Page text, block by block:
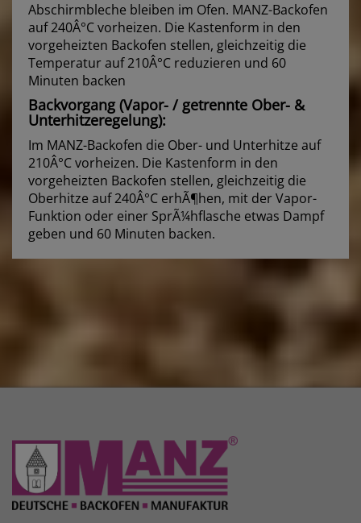
Abschirmbleche bleiben im Ofen. MANZ-Backofen
auf 240Â°C vorheizen. Die Kastenform in den
vorgeheizten Backofen stellen, gleichzeitig die
Temperatur auf 210Â°C reduzieren und 60
Minuten backen
Backvorgang (Vapor- / getrennte Ober- &
Unterhitzeregelung):
Im MANZ-Backofen die Ober- und Unterhitze auf
210Â°C vorheizen. Die Kastenform in den
vorgeheizten Backofen stellen, gleichzeitig die
Oberhitze auf 240Â°C erhÃ¶hen, mit der Vapor-
Funktion oder einer SprÃ¼hflasche etwas Dampf
geben und 60 Minuten backen.